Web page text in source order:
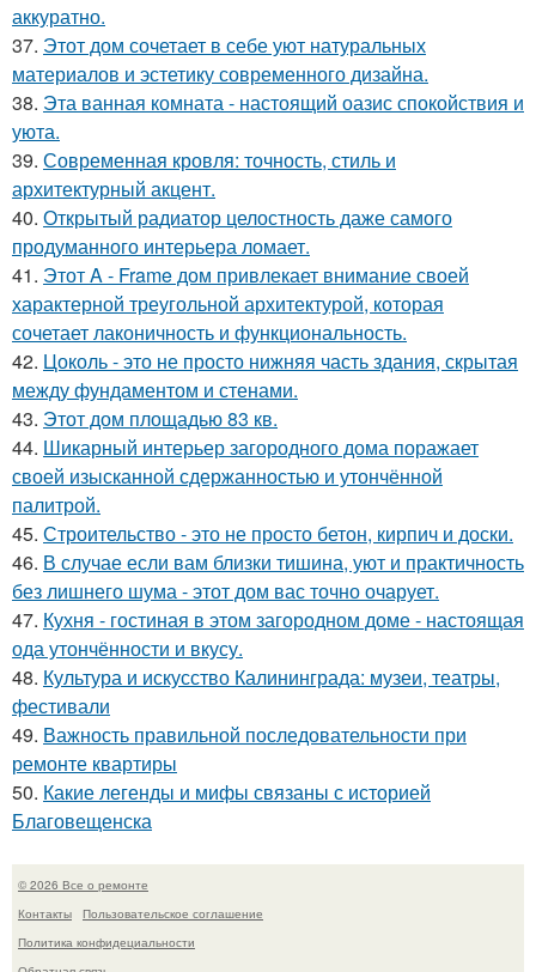
аккуратно.
37. Этот дом сочетает в себе уют натуральных
материалов и эстетику современного дизайна.
38. Эта ванная комната - настоящий оазис спокойствия и
уюта.
39. Современная кровля: точность, стиль и
архитектурный акцент.
40. Открытый радиатор целостность даже самого
продуманного интерьера ломает.
41. Этот A - Frame дом привлекает внимание своей
характерной треугольной архитектурой, которая
сочетает лаконичность и функциональность.
42. Цоколь - это не просто нижняя часть здания, скрытая
между фундаментом и стенами.
43. Этот дом площадью 83 кв.
44. Шикарный интерьер загородного дома поражает
своей изысканной сдержанностью и утончённой
палитрой.
45. Строительство - это не просто бетон, кирпич и доски.
46. В случае если вам близки тишина, уют и практичность
без лишнего шума - этот дом вас точно очарует.
47. Кухня - гостиная в этом загородном доме - настоящая
ода утончённости и вкусу.
48. Культура и искусство Калининграда: музеи, театры,
фестивали
49. Важность правильной последовательности при
ремонте квартиры
50. Какие легенды и мифы связаны с историей
Благовещенска
© 2026 Все о ремонте
Контакты
Пользовательское соглашение
Политика конфидециальности